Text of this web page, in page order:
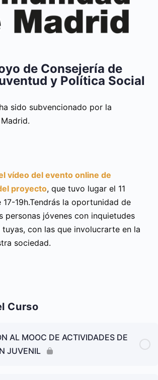
de Consejería de
y Política Social
sido subvencionado por la
vídeo del evento online de
proyecto, que tuvo lugar el 11
19h.Tendrás la oportunidad de
personas jóvenes con inquietudes
tuyas, con las que involucrarte en la
sociedad.
Curso
AL MOOC DE ACTIVIDADES DE
JUVENIL